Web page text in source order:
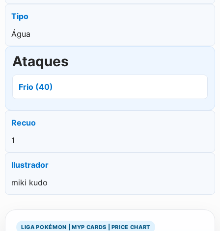
Tipo
Água
Ataques
Frio (40)
Recuo
1
Ilustrador
miki kudo
LIGA POKÉMON | MYP CARDS | PRICE CHART